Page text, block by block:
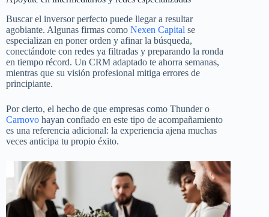
Buscar el inversor perfecto puede llegar a resultar
agobiante. Algunas firmas como Nexen Capital se
especializan en poner orden y afinar la búsqueda,
conectándote con redes ya filtradas y preparando la ronda
en tiempo récord. Un CRM adaptado te ahorra semanas,
mientras que su visión profesional mitiga errores de
principiante.
Por cierto, el hecho de que empresas como Thunder o
Carnovo hayan confiado en este tipo de acompañamiento
es una referencia adicional: la experiencia ajena muchas
veces anticipa tu propio éxito.